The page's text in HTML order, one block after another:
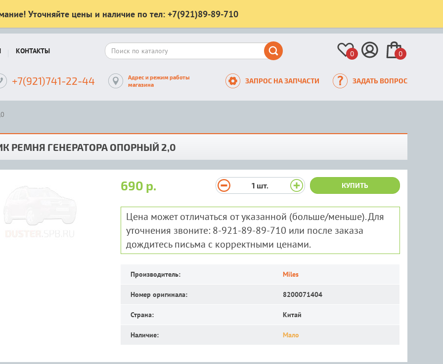
Уточняйте цены и наличие по тел: +7(921)89-89-710
КОНТАКТЫ 0 0
+7(921)741-22-44
Адрес и режим работы
магазина
ЗАПРОС НА ЗАПЧАСТИ ЗАДАТЬ ВОПРОС
РЕМНЯ ГЕНЕРАТОРА ОПОРНЫЙ 2,0
690 р. 1 шт. КУПИТЬ
Цена может отличаться от указанной (больше/меньше). Для
уточнения звоните: 8-921-89-89-710 или после заказа
дождитесь письма с корректными ценами.
Производитель: Miles
Номер оригинала: 8200071404
Страна: Китай
Наличие: Мало